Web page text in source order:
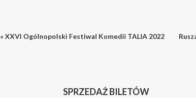
« XXVI Ogólnopolski Festiwal Komedii TALIA 2022
SPRZEDAŻ BILETÓW